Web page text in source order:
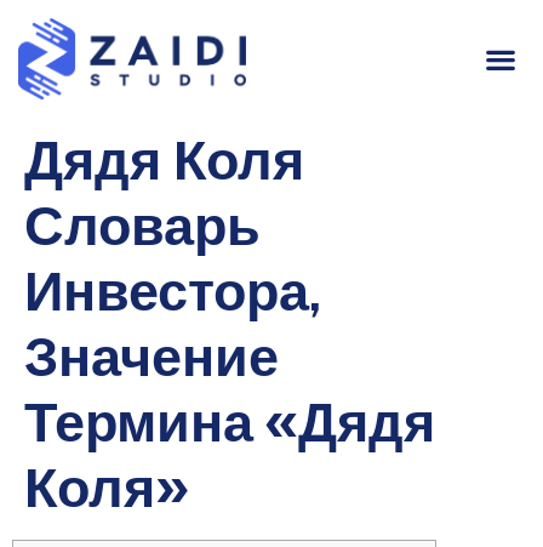
Дядя Коля
Словарь
Инвестора,
Значение
Термина «Дядя
Коля»